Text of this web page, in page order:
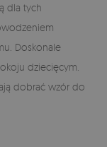
dla tych
Doskonale
dziecięcym.
dobrać wzór do